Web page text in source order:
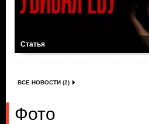
Статья
ВСЕ НОВОСТИ (2)
Фото